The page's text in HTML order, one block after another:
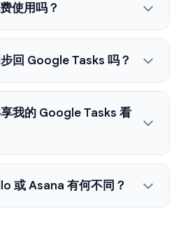
使用吗？
回 Google Tasks 吗？
我的 Google Tasks 看
或 Asana 有何不同？